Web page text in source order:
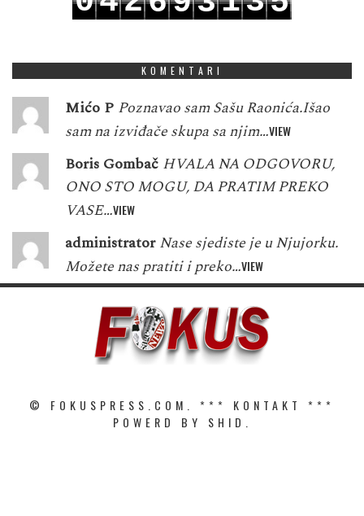
KOMENTARI
Mićo P Poznavao sam Sašu Raonića.Išao
sam na izviđače skupa sa njim…VIEW
Boris Gombač HVALA NA ODGOVORU,
ONO STO MOGU, DA PRATIM PREKO
VASE…VIEW
administrator Nase sjediste je u Njujorku.
Možete nas pratiti i preko…VIEW
© FOKUSPRESS.COM. *** KONTAKT
***
POWERD BY SHID.